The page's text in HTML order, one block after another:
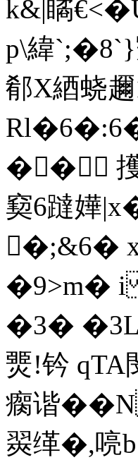
k&|瞲
p\緯
郩X綇蛲
��
窫6躂 嬅
�;&6�
�9>m� i
�3�
燛!钤 qTA
瘸谐� �
翜缂�,